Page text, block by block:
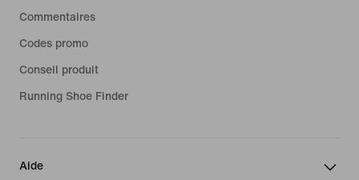
Commentaires
Codes promo
Conseil produit
Running Shoe Finder
Aide